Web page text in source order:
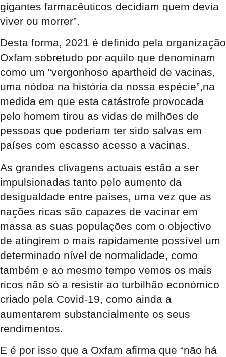
gigantes farmacêuticos decidiam quem devia
viver ou morrer”.
Desta forma, 2021 é definido pela organização
Oxfam sobretudo por aquilo que denominam
como um “vergonhoso apartheid de vacinas,
uma nódoa na história da nossa espécie”,na
medida em que esta catástrofe provocada
pelo homem tirou as vidas de milhões de
pessoas que poderiam ter sido salvas em
países com escasso acesso a vacinas.
As grandes clivagens actuais estão a ser
impulsionadas tanto pelo aumento da
desigualdade entre países, uma vez que as
nações ricas são capazes de vacinar em
massa as suas populações com o objectivo
de atingirem o mais rapidamente possível um
determinado nível de normalidade, como
também e ao mesmo tempo vemos os mais
ricos não só a resistir ao turbilhão económico
criado pela Covid-19, como ainda a
aumentarem substancialmente os seus
rendimentos.
E é por isso que a Oxfam afirma que “não há